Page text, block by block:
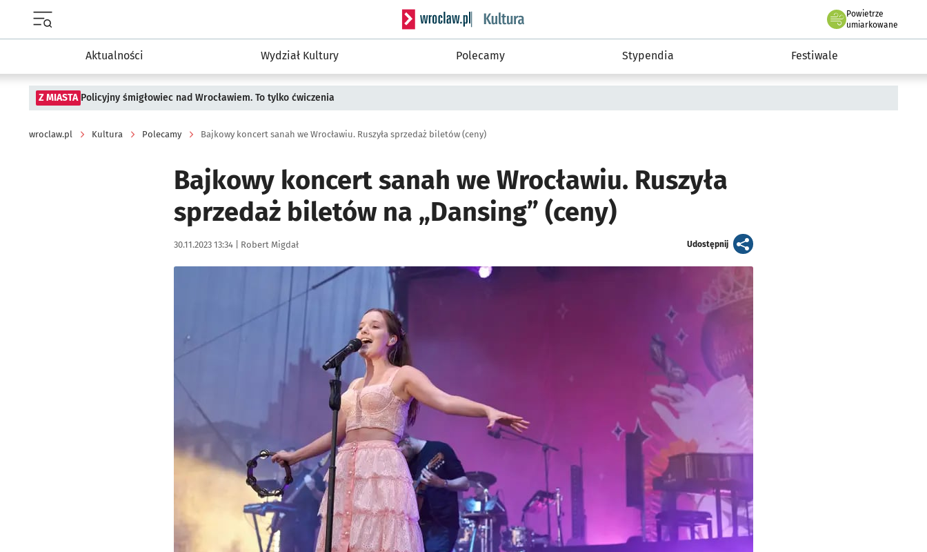
Serwis informacyjny wroclaw.pl podserwis: Kultura
Powietrze
we Wrocławiu
umiarkowane
Aktualności Wydział Kultury Polecamy Stypendia Festiwale
Z MIASTA Policyjny śmigłowiec nad Wrocławiem. To tylko ćwiczenia
wroclaw.pl Kultura Polecamy Bajkowy koncert sanah we Wrocławiu. Ruszyła sprzedaż biletów (ceny)
Bajkowy koncert sanah we Wrocławiu. Ruszyła
sprzedaż biletów na „Dansing” (ceny)
Data publikacji:
30.11.2023 13:34 | Autor:
Robert Migdał Udostępnijartykuł